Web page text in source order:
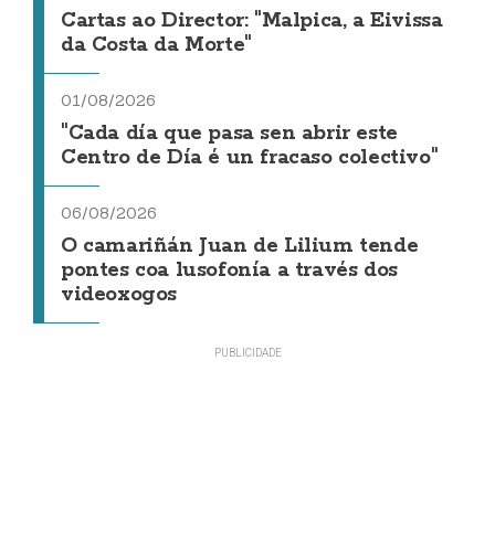
Cartas ao Director: "Malpica, a Eivissa
da Costa da Morte"
01/08/2026
"Cada día que pasa sen abrir este
Centro de Día é un fracaso colectivo"
06/08/2026
O camariñán Juan de Lilium tende
pontes coa lusofonía a través dos
videoxogos